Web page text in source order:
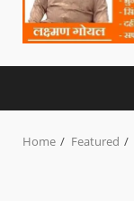
Home Featured